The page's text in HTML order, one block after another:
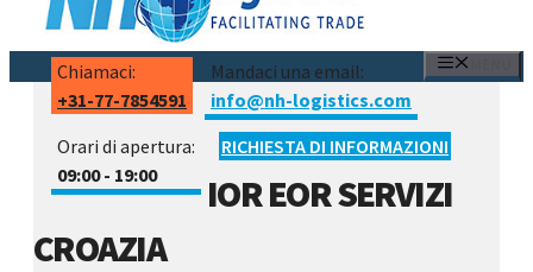
Chiamaci:
+31-77-7854591
Mandaci una email:
info@nh-logistics.com
Orari di apertura:
09:00 - 19:00
RICHIESTA DI INFORMAZIONI
IOR EOR SERVIZI
CROAZIA